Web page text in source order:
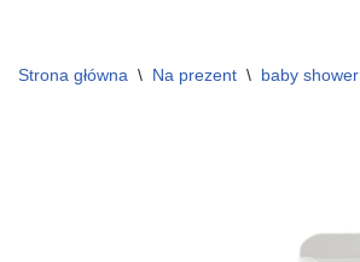
Strona główna \ Na prezent \ baby shower